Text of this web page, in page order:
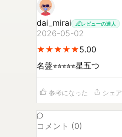
dai_mirai レビューの達人
2026-05-02
★
★★
★★
★★
★★
★5.00
名盤⭐︎⭐︎⭐︎⭐︎⭐︎星五つ
参考になった シェア
コメント (0)